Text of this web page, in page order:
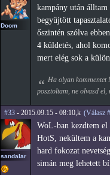
Doom
kampány után
begyűjtött
őszintén szólva
4 küldetés, ahol
mert elég sok a
Ha olyan kommentet
posztoltam, ne olvasd el,
#33 - 2015.09.15 - 08:10,k (Válasz
sandalar
WoL-ban kezdtem
HotS, nekültem a
hard fokozat
simán meg lehetett